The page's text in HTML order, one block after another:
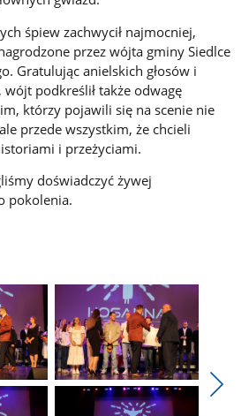
śpiew zachwycił najmocniej,
przez wójta gminy Siedlce
Gratulując anielskich głosów i
podkreślił także odwagę
którzy pojawili się na scenie nie
przede wszystkim, że chcieli
i przeżyciami.
doświadczyć żywej
pokolenia.
Pokaż
zdjęcie